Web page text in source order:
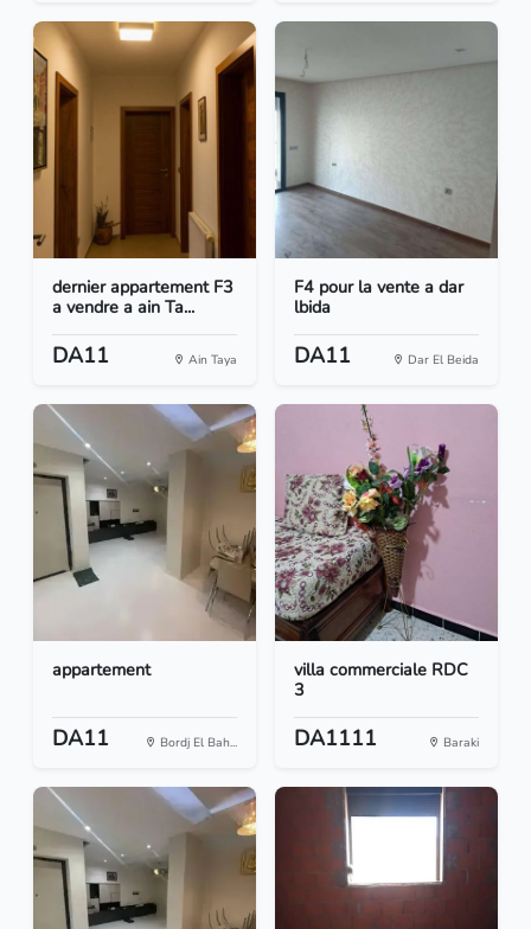
dernier appartement F3
a vendre a ain Ta...
DA11 Ain Taya
F4 pour la vente a dar
lbida
DA11 Dar El Beida
appartement
DA11 Bordj El Bah...
villa commerciale RDC
3
DA1111 Baraki